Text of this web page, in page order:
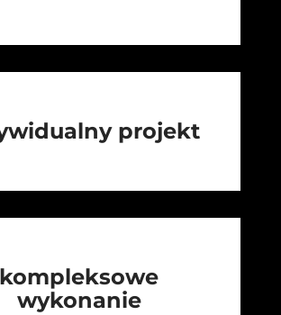
projekt
kompleksowe
wykonanie